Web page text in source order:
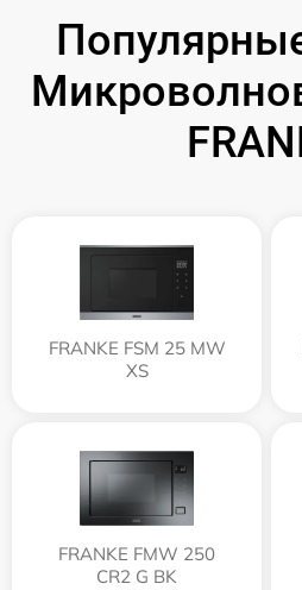
FRANKE FSM 25 MW
XS
FRANKE FMW 250
CR2 G BK